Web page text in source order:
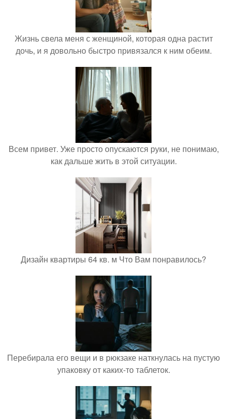
Жизнь свела меня с женщиной, которая одна растит
дочь, и я довольно быстро привязался к ним обеим.
Всем привет. Уже просто опускаются руки, не понимаю,
как дальше жить в этой ситуации.
Дизайн квартиры 64 кв. м Что Вам понравилось?
Перебирала его вещи и в рюкзаке наткнулась на пустую
упаковку от каких-то таблеток.